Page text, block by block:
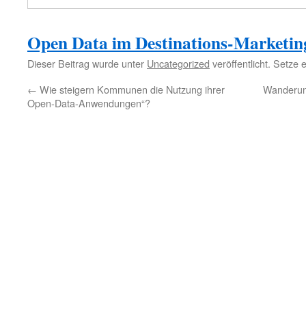
Open Data im Destinations-
Dieser Beitrag wurde unter Uncategorized veröffentlicht. Setze
← Wie steigern Kommunen die Nutzung ihrer
Open-Data-Anwendungen“?